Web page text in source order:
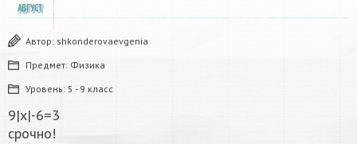
АВГУСТ
Автор: shkonderovaevgenia
Предмет: Физика
Уровень: 5 - 9 класс
9|x|-6=3
срочно!